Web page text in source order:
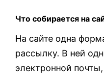
Что собирается на
На сайте одна
рассылку. В ней
электронной